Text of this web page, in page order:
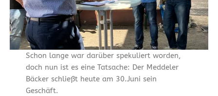
Schon lange war darüber spekuliert worden,
doch nun ist es eine Tatsache: Der Meddeler
Bäcker schließt heute am 30.Juni sein
Geschäft.